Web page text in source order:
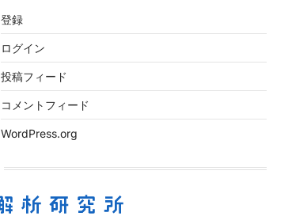
登録
ログイン
投稿フィード
コメントフィード
WordPress.org